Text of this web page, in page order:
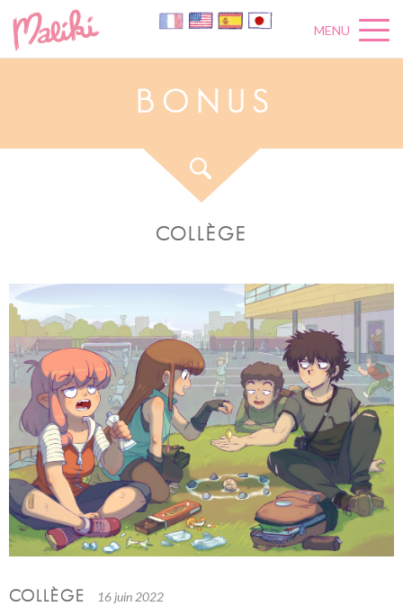
MENU
B O N U S
COLLÈGE
COLLÈGE 16 juin 2022